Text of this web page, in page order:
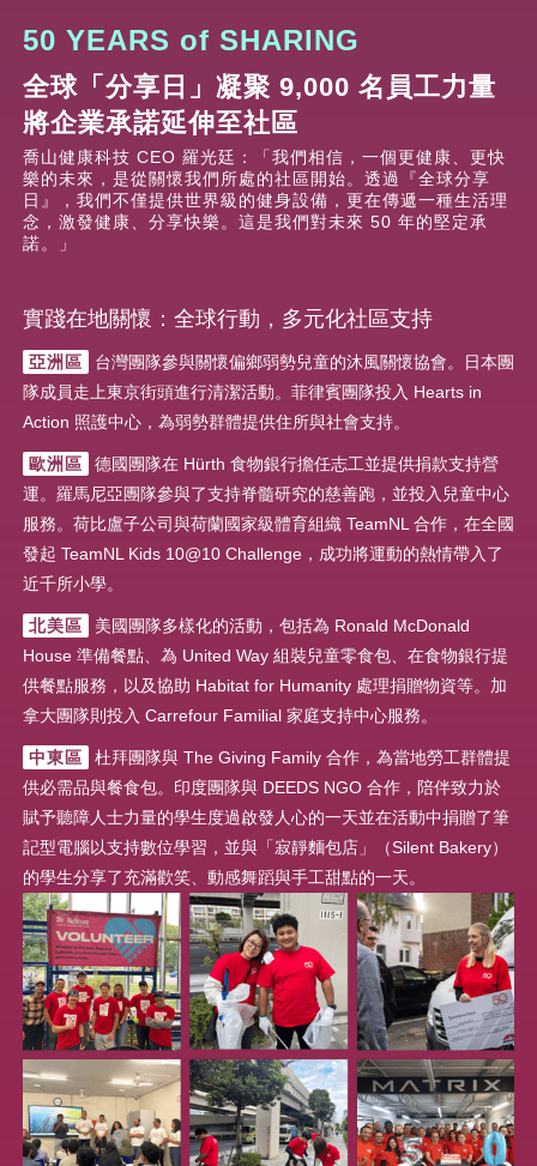
50 YEARS of SHARING
全球「分享日」凝聚 9,000 名員工力量
將企業承諾延伸至社區
喬山健康科技 CEO 羅光廷：「我們相信，一個更健康、更快
樂的未來，是從關懷我們所處的社區開始。透過『全球分享
日』，我們不僅提供世界級的健身設備，更在傳遞一種生活理
念，激發健康、分享快樂。這是我們對未來 50 年的堅定承
諾。」
實踐在地關懷：全球行動，多元化社區支持
亞洲區
台灣團隊參與關懷偏鄉弱勢兒童的沐風關懷協會。日本團
隊成員走上東京街頭進行清潔活動。菲律賓團隊投入 Hearts in
Action 照護中心，為弱勢群體提供住所與社會支持。
歐洲區
德國團隊在 Hürth 食物銀行擔任志工並提供捐款支持營
運。羅馬尼亞團隊參與了支持脊髓研究的慈善跑，並投入兒童中心
服務。荷比盧子公司與荷蘭國家級體育組織 TeamNL 合作，在全國
發起 TeamNL Kids 10@10 Challenge，成功將運動的熱情帶入了
近千所小學。
北美區
美國團隊多樣化的活動，包括為 Ronald McDonald
House 準備餐點、為 United Way 組裝兒童零食包、在食物銀行提
供餐點服務，以及協助 Habitat for Humanity 處理捐贈物資等。加
拿大團隊則投入 Carrefour Familial 家庭支持中心服務。
中東區
杜拜團隊與 The Giving Family 合作，為當地勞工群體提
供必需品與餐食包。印度團隊與 DEEDS NGO 合作，陪伴致力於
賦予聽障人士力量的學生度過啟發人心的一天並在活動中捐贈了筆
記型電腦以支持數位學習，並與「寂靜麵包店」（Silent Bakery）
的學生分享了充滿歡笑、動感舞蹈與手工甜點的一天。